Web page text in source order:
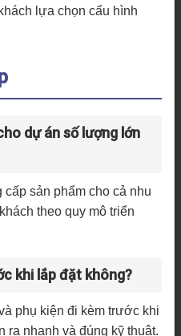
lựa chọn cấu hình
dự án số lượng lớn
sản phẩm cho cả nhu
theo quy mô triển
khi lắp đặt không?
phụ kiện đi kèm trước khi
ra nhanh và đúng kỹ thuật.